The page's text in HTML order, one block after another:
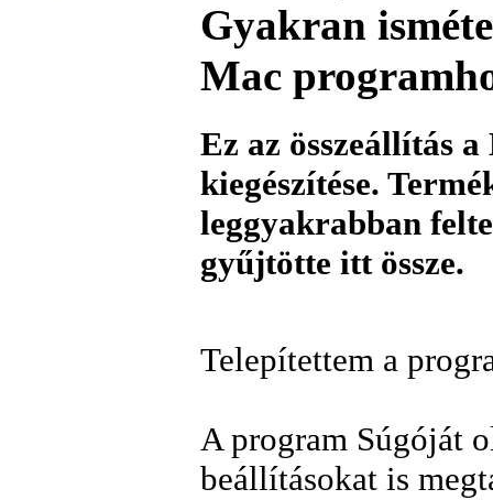
Gyakran
Mac
Ez az összeállítás
kiegészítése.
leggyakrabban
gyűjtötte itt össze.
Telepítettem a
A program Súgóját
beállításokat is